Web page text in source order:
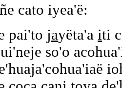
cato iyea'ë:
pai'to jayëta'a iti
so'o